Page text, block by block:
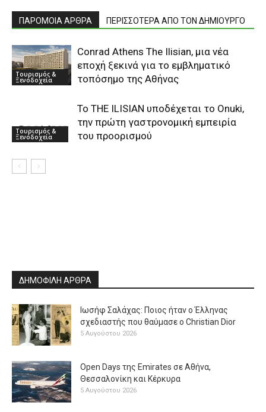
ΠΑΡΟΜΟΙΑ ΑΡΘΡΑ ΠΕΡΙΣΣΟΤΕΡΑ ΑΠΟ ΤΟΝ ΔΗΜΙΟΥΡΓΟ
Τουρισμός &
Ξενοδοχεία
Conrad Athens The Ilisian, μια νέα
εποχή ξεκινά για το εμβληματικό
τοπόσημο της Αθήνας
Τουρισμός &
Ξενοδοχεία
Το THE ILISIAN υποδέχεται το Onuki,
την πρώτη γαστρονομική εμπειρία
του προορισμού
ΔΗΜΟΦΙΛΗ ΑΡΘΡΑ
Ιωσήφ Σαλάχας: Ποιος ήταν ο Έλληνας
σχεδιαστής που θαύμασε ο Christian Dior
5 Αυγούστου 2026
Open Days της Emirates σε Αθήνα,
Θεσσαλονίκη και Κέρκυρα
5 Αυγούστου 2026